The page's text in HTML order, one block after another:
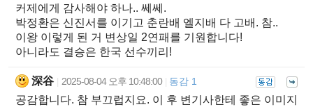
커제에게 감사해야 하나.. 쎄쎄.
박정환은 신진서를 이기고 춘란배 엘지배 다 고배. 참..
이왕 이렇게 된 거 변상일 2연패를 기원합니다!
아니라도 결승은 한국 선수끼리!
深谷 2025-08-04 오후 10:48:00 동감 1
공감합니다. 참 부끄럽지요. 이 후 변기사한테 좋은 이미지